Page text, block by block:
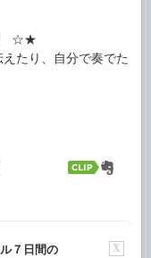
☆★
たり、自分で奏でた
X
７日間の